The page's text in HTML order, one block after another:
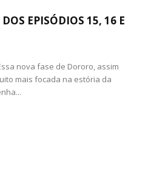
EPISÓDIOS 15, 16 E
nova fase de Dororo, assim
mais focada na estória da